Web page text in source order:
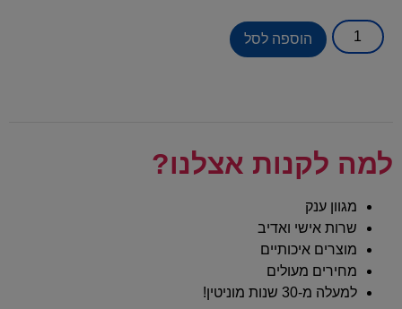
הוספה לסל
למה לקנות אצלנו?
מגוון ענק
שרות אישי ואדיב
מוצרים איכותיים
מחירים מעולים
למעלה מ-30 שנות מוניטין!